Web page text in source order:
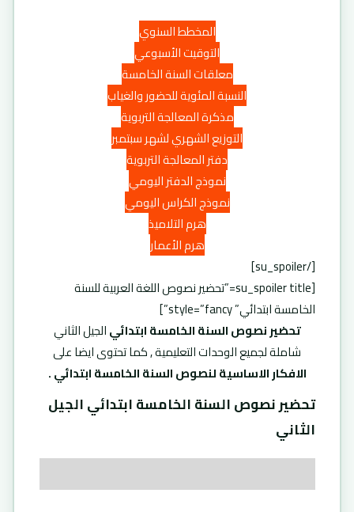
المخطط السنوي
التوقيت الأسبوعي
معلقات السنة الخامسة
النسبة المئوية للحضور والغياب
مذكرة المعالجة التربوية
التوزيع الشهري لشهر سبتمبر
دفتر المعالجة التربوية
نموذج الدفتر اليومي
نموذج الكراس اليومي
هرم التلاميذ
هرم الأعمار
[/su_spoiler]
[su_spoiler title=”تحضير نصوص اللغة العربية للسنة
الخامسة ابتدائي” style=”fancy”]
تحضير نصوص السنة الخامسة ابتدائيالجيل الثاني
شاملة لجميع الوحدات التعليمية , كما تحتوى ايضا على
الافكار الاساسية لنصوص السنة الخامسة ابتدائي .
تحضير نصوص السنة الخامسة ابتدائي الجيل
الثاني